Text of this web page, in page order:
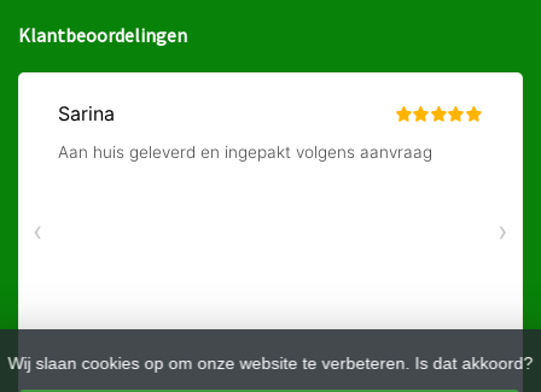
Wij slaan cookies op om onze website te verbeteren. Is dat akkoord?
Klantbeoordelingen